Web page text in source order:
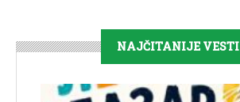
NAJČITANIJE VESTI